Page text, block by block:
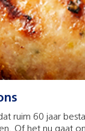
ruim 60 jaar